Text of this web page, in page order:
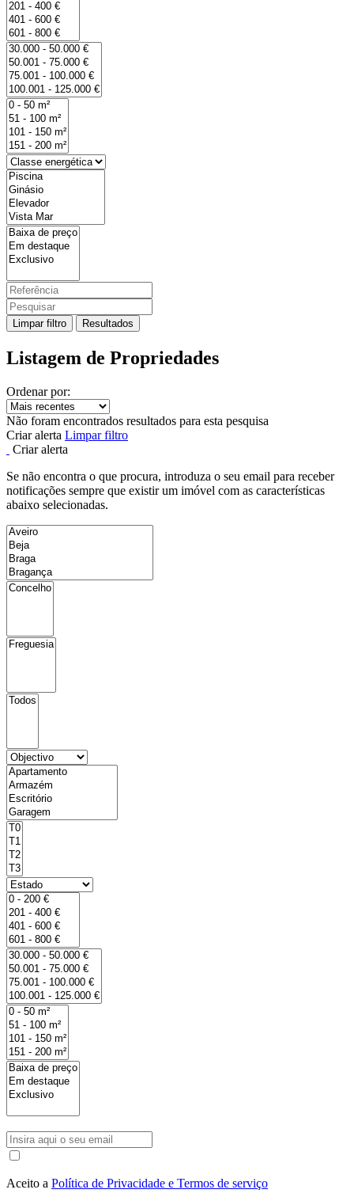
Limpar filtro Resultados
Listagem de Propriedades
Ordenar por:
Não foram encontrados resultados para esta pesquisa
Criar alerta Limpar filtro
Criar alerta
Se não encontra o que procura, introduza o seu email para receber
notificações sempre que existir um imóvel com as características
abaixo selecionadas.
Aceito a Política de Privacidade e Termos de serviço